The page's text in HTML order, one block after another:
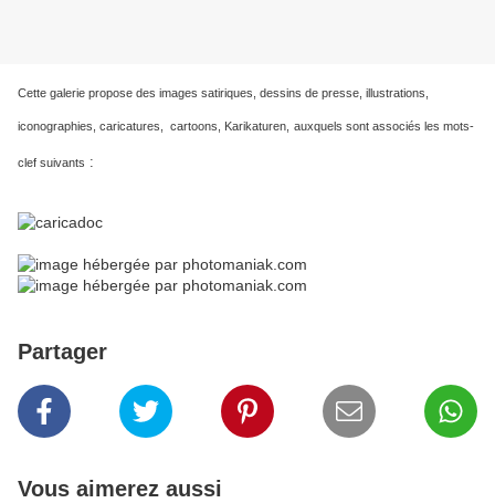
Cette galerie propose des images satiriques, dessins de presse, illustrations,
iconographies, caricatures, cartoons, Karikaturen, auxquels sont associés les mots-
clef suivants :
Partager
Vous aimerez aussi